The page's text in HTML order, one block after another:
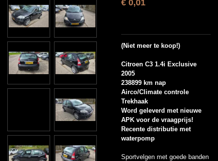
€ 0,01
(Niet meer te koop!)
Citroen C3 1.4i Exclusive
2005
238899 km nap
Airco/Climate controle
Trekhaak
Word geleverd met nieuwe
APK voor de vraagprijs!
Recente distributie met
waterpomp
Sportvelgen met goede banden